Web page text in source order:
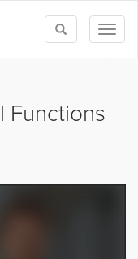
Toggle
search
Functions